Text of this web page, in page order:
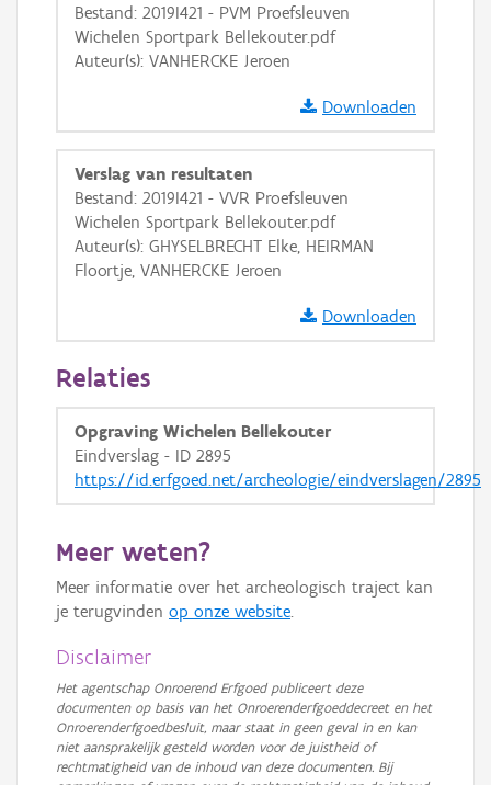
+ −
Basis Lagen
OSM-Basiskaart
Bestand: 2019I421 - PVM Proefsleuven
Wichelen Sportpark Bellekouter.pdf
Auteur(s): VANHERCKE Jeroen
Downloaden
Verslag van resultaten
Bestand: 2019I421 - VVR Proefsleuven
Wichelen Sportpark Bellekouter.pdf
Auteur(s): GHYSELBRECHT Elke, HEIRMAN
Floortje, VANHERCKE Jeroen
Downloaden
Relaties
Opgraving Wichelen Bellekouter
Eindverslag - ID 2895
https://id.erfgoed.net/archeologie/eindverslagen/2895
Meer weten?
Meer informatie over het archeologisch traject kan
je terugvinden op onze website.
Disclaimer
Het agentschap Onroerend Erfgoed publiceert deze
documenten op basis van het Onroerenderfgoeddecreet en het
Onroerenderfgoedbesluit, maar staat in geen geval in en kan
niet aansprakelijk gesteld worden voor de juistheid of
rechtmatigheid van de inhoud van deze documenten. Bij